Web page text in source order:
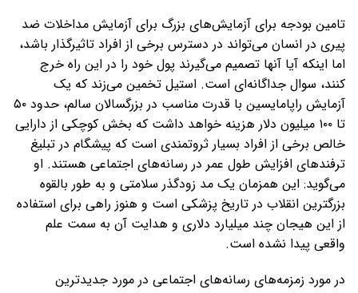
تامین بودجه برای آزمایش‌های بزرگ برای آزمایش مداخلات ضد
پیری در انسان می‌تواند در دسترس برخی از افراد تاثیرگذار باشد،
اما اینکه آیا آنها تصمیم می‌گیرند پول خود را در این راه خرج
کنند، سوال جداگانه‌ای است. استیل تخمین می‌زند که یک
آزمایش راپامایسین با قدرت مناسب در بزرگسالان سالم، حدود ۵۰
تا ۱۰۰ میلیون دلار هزینه خواهد داشت که بخش کوچکی از دارایی
خالص برخی از افراد بسیار ثروتمندی است که پیشگام در تبلیغ
ترفندهای افزایش طول عمر در رسانه‌های اجتماعی هستند. او
می‌گوید: این همزمان یک مد زودگذر سلامتی و به طور بالقوه
بزرگترین انقلاب در تاریخ پزشکی است و هنوز راهی برای استفاده
از این هیجان چند میلیارد دلاری و هدایت آن به سمت علم
واقعی پیدا نشده است.
در مورد زمزمه‌های رسانه‌های اجتماعی در مورد جدیدترین